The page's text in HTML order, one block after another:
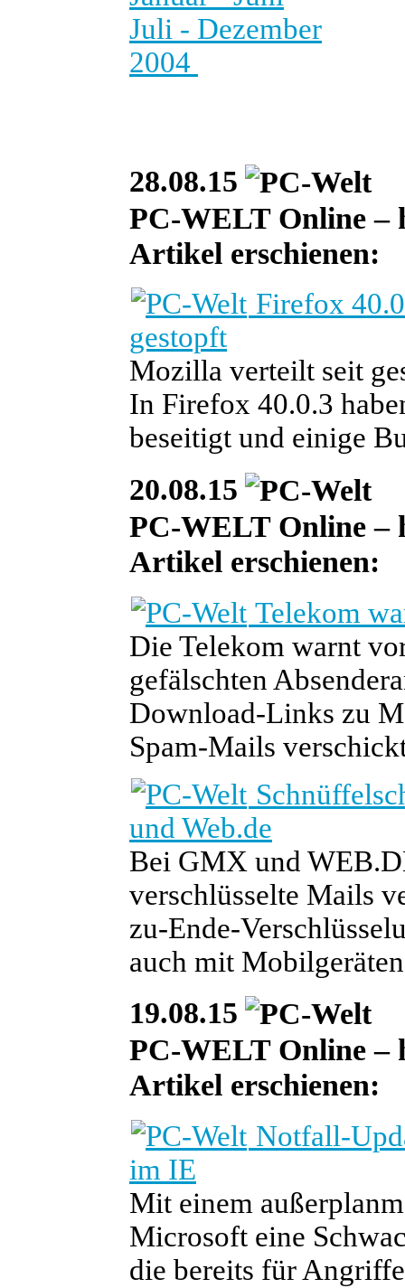
Juli - Dezember
2004
28.08.15
PC-WELT Online –
Artikel erschienen:
Firefox
gestopft
Mozilla verteilt seit
In Firefox 40.0.3
beseitigt und einige
20.08.15
PC-WELT Online –
Artikel erschienen:
Telekom
Die Telekom warnt
gefälschten
Download-Links zu
Spam-Mails
und Web.de
Bei GMX und
verschlüsselte Mails
zu-Ende-
auch mit
19.08.15
PC-WELT Online –
Artikel erschienen:
Notfall-
im IE
Mit einem
Microsoft eine
die bereits für